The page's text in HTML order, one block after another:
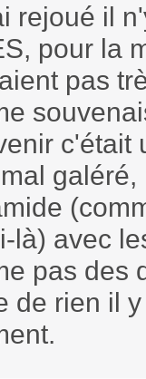
rejoué il
pour la
pas
c'était
là) avec
pas des
de rien il